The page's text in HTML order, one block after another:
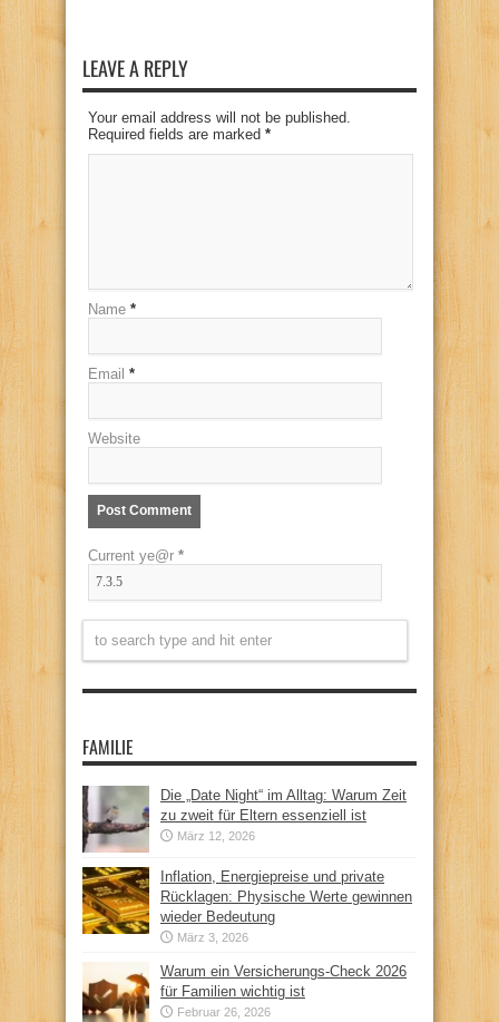
LEAVE A REPLY
Your email address will not be published.
Required fields are marked *
Name *
Email *
Website
Current ye@r *
FAMILIE
Die „Date Night“ im Alltag: Warum Zeit
zu zweit für Eltern essenziell ist
März 12, 2026
Inflation, Energiepreise und private
Rücklagen: Physische Werte gewinnen
wieder Bedeutung
März 3, 2026
Warum ein Versicherungs-Check 2026
für Familien wichtig ist
Februar 26, 2026